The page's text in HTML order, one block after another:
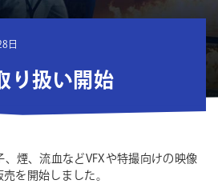
日
り扱い開始
煙、流血などVFXや特撮向けの映像
を開始しました。